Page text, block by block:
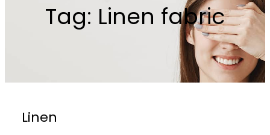
Tag: Linen fabric
Linen